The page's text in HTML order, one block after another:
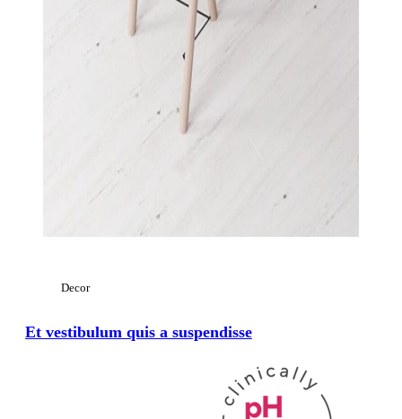
Decor
Et vestibulum quis a suspendisse